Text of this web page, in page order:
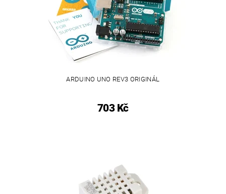
ARDUINO UNO REV3 ORIGINÁL
703 Kč